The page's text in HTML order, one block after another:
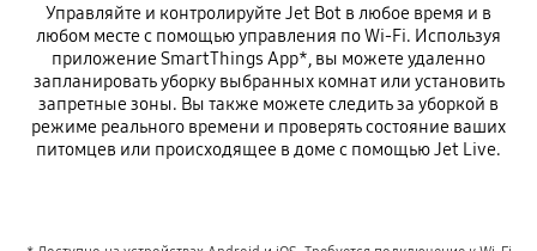
Управляйте и контролируйте Jet Bot в любое время и в
любом месте с помощью управления по Wi-Fi. Используя
приложение SmartThings App*, вы можете удаленно
запланировать уборку выбранных комнат или установить
запретные зоны. Вы также можете следить за уборкой в
режиме реального времени и проверять состояние ваших
питомцев или происходящее в доме с помощью Jet Live.